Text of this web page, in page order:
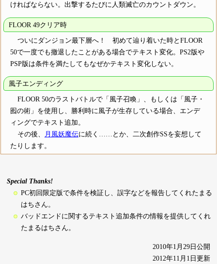
ければならない。出撃するたびに人類滅亡のカウントダウン。
FLOOR 49クリア時
ついにダンジョン最下層へ！ 初めて辿り着いた時とFLOOR
50で一度でも撤退したことがある場合でテキスト変化。PS2版や
PSP版は条件を満たしてもなぜかテキスト変化しない。
風子エンディング
FLOOR 50のラストバトルで「風子召喚」、もしくは「風子・
囮の術」を使用し、勝利時に風子が生存している場合、エンデ
ィングでテキスト追加。
その後、
月風妖魔伝に続く……とか、二次創作SSを妄想して
たりします。
Special Thanks!
PC初回限定版で条件を検証し、誤字などを報告してくれたまる
はちさん。
バッドエンドに関するテキスト追加条件の情報を提供してくれ
たまるはちさん。
2010年1月29日公開
2012年11月1日更新